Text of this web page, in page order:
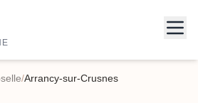
/Arrancy-sur-Crusnes